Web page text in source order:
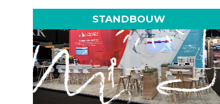
STANDBOUW